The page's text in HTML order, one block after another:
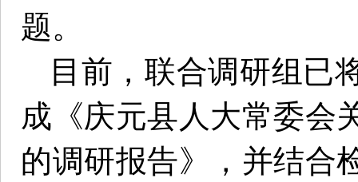
题。
目前，联合调研组已
成《庆元县人大常委会
的调研报告》，并结合